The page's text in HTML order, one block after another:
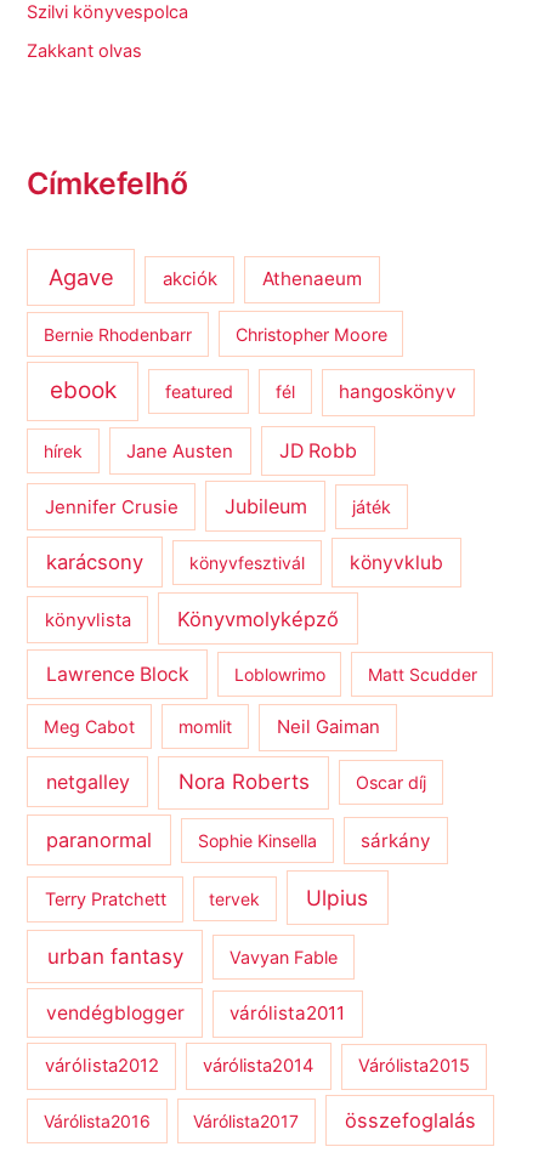
Szilvi könyvespolca
Zakkant olvas
Címkefelhő
Agave akciók Athenaeum
Bernie Rhodenbarr Christopher Moore
ebook featured fél hangoskönyv
hírek Jane Austen JD Robb
Jennifer Crusie Jubileum játék
karácsony könyvfesztivál könyvklub
könyvlista Könyvmolyképző
Lawrence Block Loblowrimo Matt Scudder
Meg Cabot momlit Neil Gaiman
netgalley Nora Roberts Oscar díj
paranormal Sophie Kinsella sárkány
Terry Pratchett tervek Ulpius
urban fantasy Vavyan Fable
vendégblogger várólista2011
várólista2012 várólista2014 Várólista2015
Várólista2016 Várólista2017 összefoglalás